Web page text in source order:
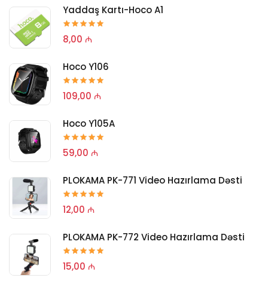
Yaddaş Kartı-Hoco A1
8,00 ₼
Hoco Y106
109,00 ₼
Hoco Y105A
59,00 ₼
PLOKAMA PK-771 Video Hazırlama Dəsti
12,00 ₼
PLOKAMA PK-772 Video Hazırlama Dəsti
15,00 ₼